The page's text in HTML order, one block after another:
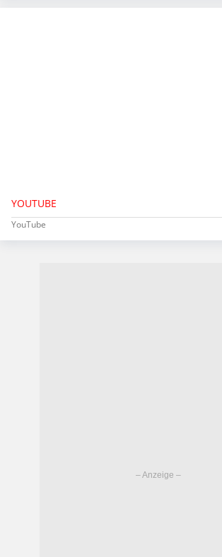
YOUTUBE
YouTube